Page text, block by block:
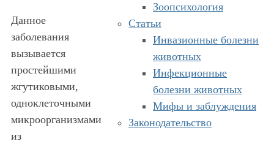
Данное
заболевания
вызывается
простейшими
жгутиковыми,
одноклеточными
микроорганизмами
из
Зоопсихология
Статьи
Инвазионные болезни
животных
Инфекционные
болезни животных
Мифы и заблуждения
Законодательство